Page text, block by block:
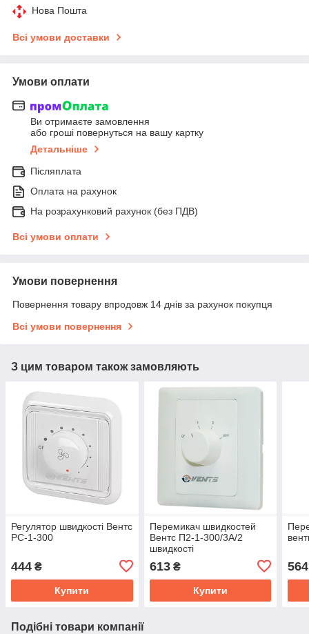
Нова Пошта
Всі умови доставки
Умови оплати
Ви отримаєте замовлення
або гроші повернуться на вашу картку
Детальніше
Післяплата
Оплата на рахунок
На розрахунковий рахунок (без ПДВ)
Всі умови оплати
Умови повернення
Повернення товару впродовж 14 днів за рахунок покупця
Всі умови повернення
З цим товаром також замовляють
Регулятор швидкості Вентс
РС-1-300
444 ₴
Купити
Перемикач швидкостей
Вентс П2-1-300/3А/2
швидкості
613₴
Купити
564
Подібні товари компанії